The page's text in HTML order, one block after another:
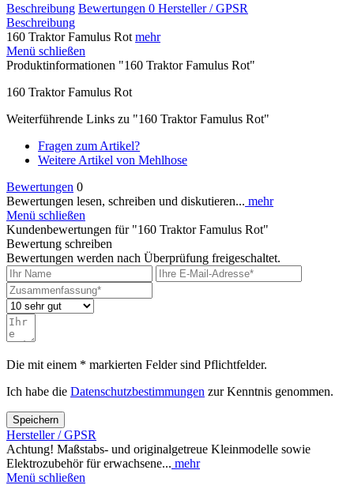
Beschreibung Bewertungen 0 Hersteller / GPSR
Beschreibung
160 Traktor Famulus Rot mehr
Menü schließen
Produktinformationen "160 Traktor Famulus Rot"
160 Traktor Famulus Rot
Weiterführende Links zu "160 Traktor Famulus Rot"
Fragen zum Artikel?
Weitere Artikel von Mehlhose
Bewertungen 0
Bewertungen lesen, schreiben und diskutieren... mehr
Menü schließen
Kundenbewertungen für "160 Traktor Famulus Rot"
Bewertung schreiben
Bewertungen werden nach Überprüfung freigeschaltet.
Die mit einem * markierten Felder sind Pflichtfelder.
Ich habe die Datenschutzbestimmungen zur Kenntnis genommen.
Speichern
Hersteller / GPSR
Achtung! Maßstabs- und originalgetreue Kleinmodelle sowie
Elektrozubehör für erwachsene... mehr
Menü schließen